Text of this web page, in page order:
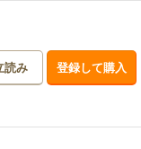
読み 登録して購入